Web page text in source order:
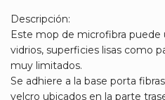
Descripción:
Este mop de microfibra puede
vidrios, superficies lisas como
muy limitados.
Se adhiere a la base porta
velcro ubicados en la parte